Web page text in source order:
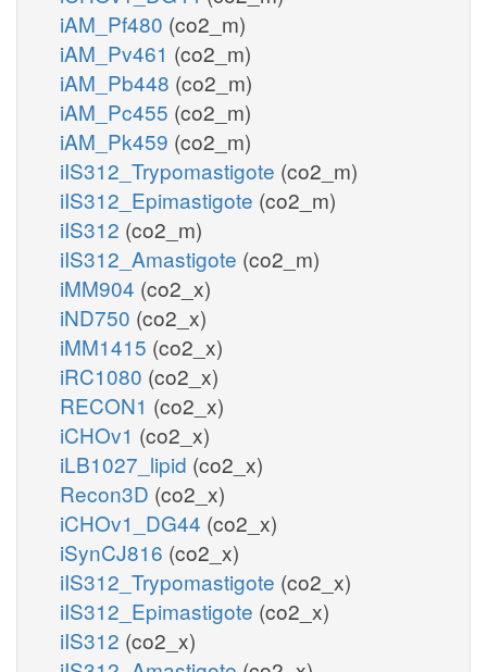
iAM_Pf480 (co2_m)
iAM_Pv461 (co2_m)
iAM_Pb448 (co2_m)
iAM_Pc455 (co2_m)
iAM_Pk459 (co2_m)
iIS312_Trypomastigote (co2_m)
iIS312_Epimastigote (co2_m)
iIS312 (co2_m)
iIS312_Amastigote (co2_m)
iMM904 (co2_x)
iND750 (co2_x)
iMM1415 (co2_x)
iRC1080 (co2_x)
RECON1 (co2_x)
iCHOv1 (co2_x)
iLB1027_lipid (co2_x)
Recon3D (co2_x)
iCHOv1_DG44 (co2_x)
iSynCJ816 (co2_x)
iIS312_Trypomastigote (co2_x)
iIS312_Epimastigote (co2_x)
iIS312 (co2_x)